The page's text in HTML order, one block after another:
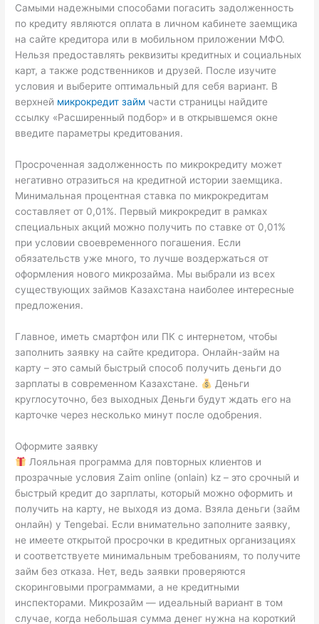
Самыми надежными способами погасить задолженность
по кредиту являются оплата в личном кабинете заемщика
на сайте кредитора или в мобильном приложении МФО.
Нельзя предоставлять реквизиты кредитных и социальных
карт, а также родственников и друзей. После изучите
условия и выберите оптимальный для себя вариант. В
верхней микрокредит займ части страницы найдите
ссылку «Расширенный подбор» и в открывшемся окне
введите параметры кредитования.
Просроченная задолженность по микрокредиту может
негативно отразиться на кредитной истории заемщика.
Минимальная процентная ставка по микрокредитам
составляет от 0,01%. Первый микрокредит в рамках
специальных акций можно получить по ставке от 0,01%
при условии своевременного погашения. Если
обязательств уже много, то лучше воздержаться от
оформления нового микрозайма. Мы выбрали из всех
существующих займов Казахстана наиболее интересные
предложения.
Главное, иметь смартфон или ПК с интернетом, чтобы
заполнить заявку на сайте кредитора. Онлайн-займ на
карту – это самый быстрый способ получить деньги до
зарплаты в современном Казахстане.
Деньги
круглосуточно, без выходных Деньги будут ждать его на
карточке через несколько минут после одобрения.
Оформите заявку
Лояльная программа для повторных клиентов и
прозрачные условия Zaim online (onlain) kz – это срочный и
быстрый кредит до зарплаты, который можно оформить и
получить на карту, не выходя из дома. Взяла деньги (займ
онлайн) у Tengebai. Если внимательно заполните заявку,
не имеете открытой просрочки в кредитных организациях
и соответствуете минимальным требованиям, то получите
займ без отказа. Нет, ведь заявки проверяются
скоринговыми программами, а не кредитными
инспекторами. Микрозайм — идеальный вариант в том
случае, когда небольшая сумма денег нужна на короткий